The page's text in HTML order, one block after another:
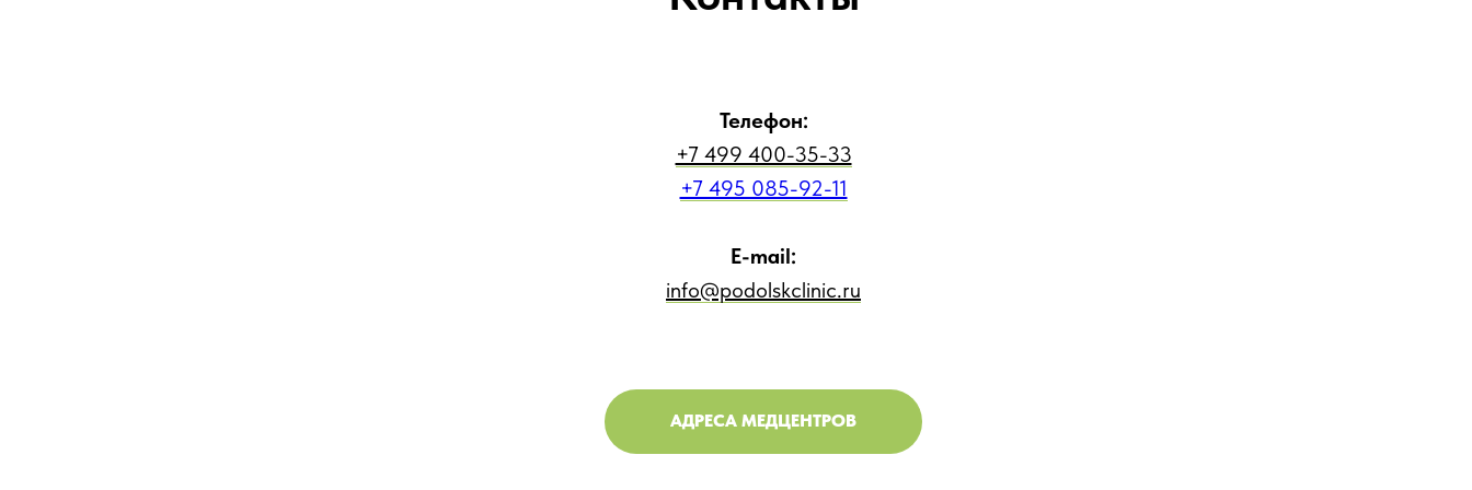
Телефон:
+7 499 400-35-33
+7 495 085-92-11
E-mail:
info@podolskclinic.ru
АДРЕСА МЕДЦЕНТРОВ